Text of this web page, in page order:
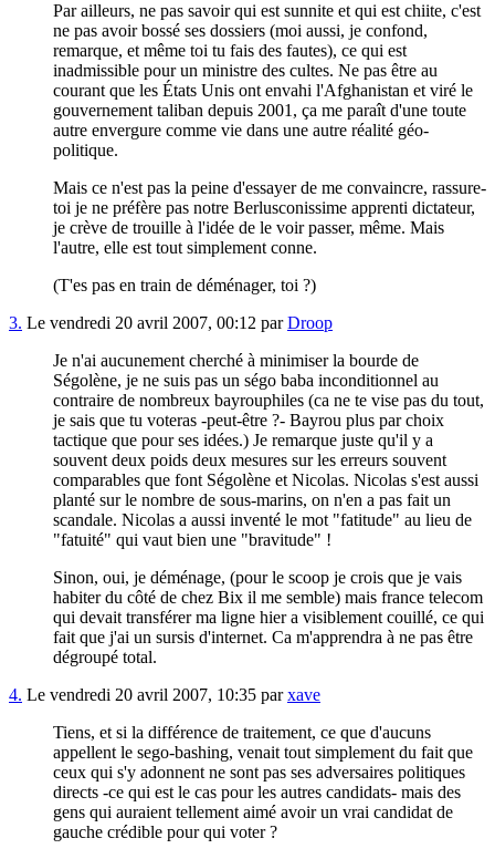
Par ailleurs, ne pas savoir qui est sunnite et qui est chiite, c'est
ne pas avoir bossé ses dossiers (moi aussi, je confond,
remarque, et même toi tu fais des fautes), ce qui est
inadmissible pour un ministre des cultes. Ne pas être au
courant que les États Unis ont envahi l'Afghanistan et viré le
gouvernement taliban depuis 2001, ça me paraît d'une toute
autre envergure comme vie dans une autre réalité géo-
politique.
Mais ce n'est pas la peine d'essayer de me convaincre, rassure-
toi je ne préfère pas notre Berlusconissime apprenti dictateur,
je crève de trouille à l'idée de le voir passer, même. Mais
l'autre, elle est tout simplement conne.
(T'es pas en train de déménager, toi ?)
3. Le vendredi 20 avril 2007, 00:12 parDroop
Je n'ai aucunement cherché à minimiser la bourde de
Ségolène, je ne suis pas un ségo baba inconditionnel au
contraire de nombreux bayrouphiles (ca ne te vise pas du tout,
je sais que tu voteras -peut-être ?- Bayrou plus par choix
tactique que pour ses idées.) Je remarque juste qu'il y a
souvent deux poids deux mesures sur les erreurs souvent
comparables que font Ségolène et Nicolas. Nicolas s'est aussi
planté sur le nombre de sous-marins, on n'en a pas fait un
scandale. Nicolas a aussi inventé le mot "fatitude" au lieu de
"fatuité" qui vaut bien une "bravitude" !
Sinon, oui, je déménage, (pour le scoop je crois que je vais
habiter du côté de chez Bix il me semble) mais france telecom
qui devait transférer ma ligne hier a visiblement couillé, ce qui
fait que j'ai un sursis d'internet. Ca m'apprendra à ne pas être
dégroupé total.
4. Le vendredi 20 avril 2007, 10:35 parxave
Tiens, et si la différence de traitement, ce que d'aucuns
appellent le sego-bashing, venait tout simplement du fait que
ceux qui s'y adonnent ne sont pas ses adversaires politiques
directs -ce qui est le cas pour les autres candidats- mais des
gens qui auraient tellement aimé avoir un vrai candidat de
gauche crédible pour qui voter ?